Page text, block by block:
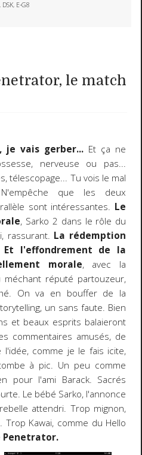
, DSK, E-G8
le match
je vais gerber... Et ça ne
nerveuse ou pas...
télescopage... Tu vois le mal
que les deux
sont intéressantes. Le
, Sarko 2 dans le rôle du
rassurant. La rédemption
Et l'effondrement de la
morale, avec la
réputé partouzeur,
On va en bouffer de la
un sans faute. Bien
et beaux esprits balaieront
commentaires amusés, de
comme je le fais icite,
à pic. Un peu comme
pour l'ami Barack. Sacrés
Le bébé Sarko, l'annonce
attendri. Trop mignon,
Kawai, comme du Hello
Penetrator.